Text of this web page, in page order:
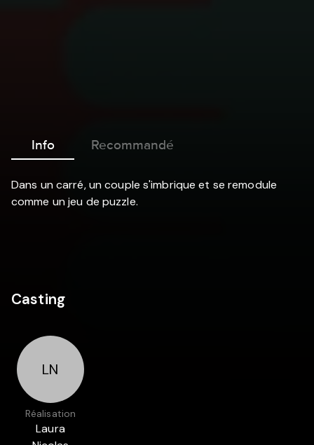
Info Recommandé
Dans un carré, un couple s'imbrique et se remodule
comme un jeu de puzzle.
Casting
LN
Réalisation
Laura